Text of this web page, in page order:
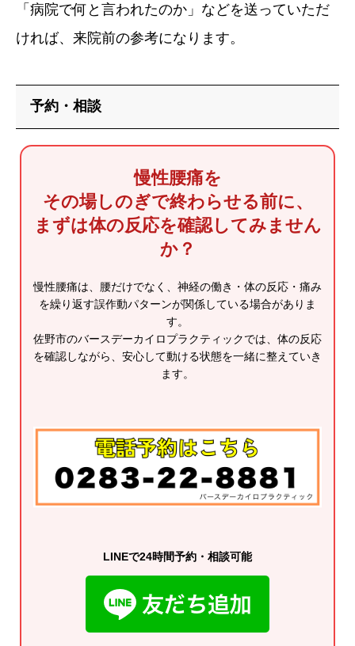
「病院で何と言われたのか」などを送っていただ
ければ、来院前の参考になります。
予約・相談
慢性腰痛を
その場しのぎで終わらせる前に、
まずは体の反応を確認してみません
か？
慢性腰痛は、腰だけでなく、神経の働き・体の反応・痛み
を繰り返す誤作動パターンが関係している場合がありま
す。
佐野市のバースデーカイロプラクティックでは、体の反応
を確認しながら、安心して動ける状態を一緒に整えていき
ます。
LINEで24時間予約・相談可能